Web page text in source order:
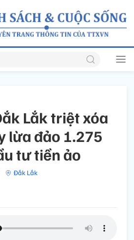
Lắk triệt xóa
lừa đảo 1.275
tư tiền ảo
Đắk Lắk